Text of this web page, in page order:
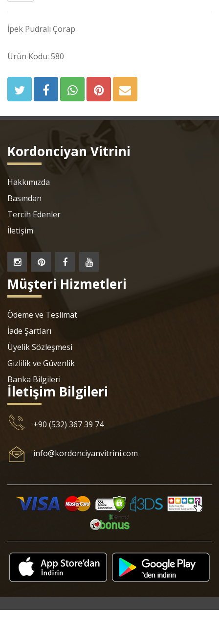
İpek Pudralı Çorap
Ürün Kodu: 580
Kordonciyan Vitrini
Hakkımızda
Basından
Tercih Edenler
İletişim
Müşteri Hizmetleri
Ödeme ve Teslimat
İade Şartları
Üyelik Sözleşmesi
Gizlilik ve Güvenlik
Banka Bilgileri
İletişim Bilgileri
+90 (532) 367 39 74
info@kordonciyanvitrini.com